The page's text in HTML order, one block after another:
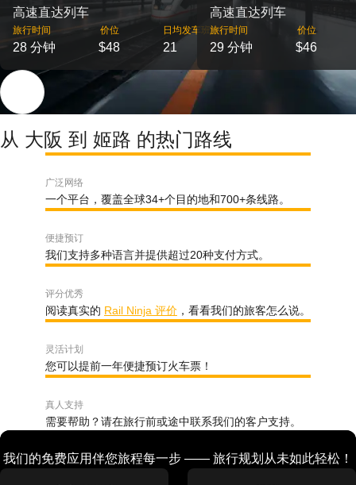
高速直达列车
旅行时间
28 分钟
价位
$48
日均发车班次
21
高速直达列车
旅行时间
29 分钟
价位
$46
从 大阪 到 姬路 的热门路线
广泛网络
一个平台，覆盖全球34+个目的地和700+条线路。
便捷预订
我们支持多种语言并提供超过20种支付方式。
评分优秀
阅读真实的 Rail Ninja 评价 ，看看我们的旅客怎么说。
灵活计划
您可以提前一年便捷预订火车票！
真人支持
需要帮助？请在旅行前或途中联系我们的客户支持。
我们的免费应用伴您旅程每一步 —— 旅行规划从未如此轻松！